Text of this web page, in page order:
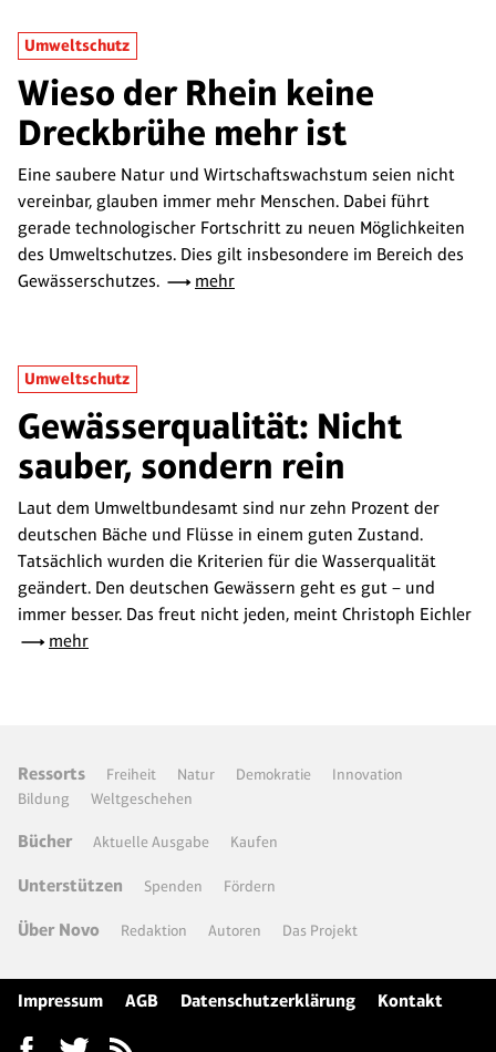
Umweltschutz
Wieso der Rhein keine
Dreckbrühe mehr ist
Eine saubere Natur und Wirtschaftswachstum seien nicht
vereinbar, glauben immer mehr Menschen. Dabei führt
gerade technologischer Fortschritt zu neuen Möglichkeiten
des Umweltschutzes. Dies gilt insbesondere im Bereich des
Gewässerschutzes.
mehr
Umweltschutz
Gewässerqualität: Nicht
sauber, sondern rein
Laut dem Umweltbundesamt sind nur zehn Prozent der
deutschen Bäche und Flüsse in einem guten Zustand.
Tatsächlich wurden die Kriterien für die Wasserqualität
geändert. Den deutschen Gewässern geht es gut – und
immer besser. Das freut nicht jeden, meint Christoph Eichler
mehr
Ressorts Freiheit Natur Demokratie
Innovation
Bildung
Weltgeschehen
Bücher Aktuelle Ausgabe Kaufen
Unterstützen Spenden Fördern
Über Novo Redaktion Autoren Das Projekt
Impressum AGB Datenschutzerklärung Kontakt